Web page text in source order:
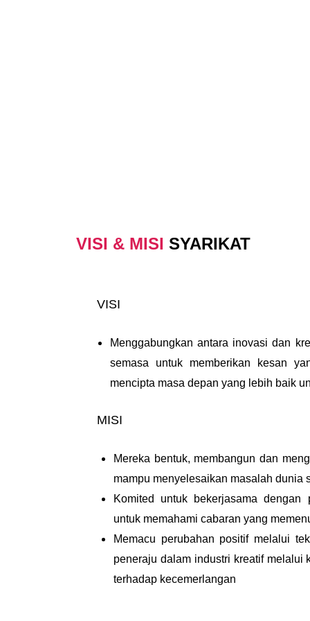
VISI & MISI SYARIKAT
VISI
Menggabungkan antara inovasi dan
semasa untuk memberikan kesan
mencipta masa depan yang lebih baik
MISI
Mereka bentuk, membangun dan
mampu menyelesaikan masalah dunia
Komited untuk bekerjasama
untuk memahami cabaran yang
Memacu perubahan positif melalui
peneraju dalam industri kreatif melalui
terhadap kecemerlangan